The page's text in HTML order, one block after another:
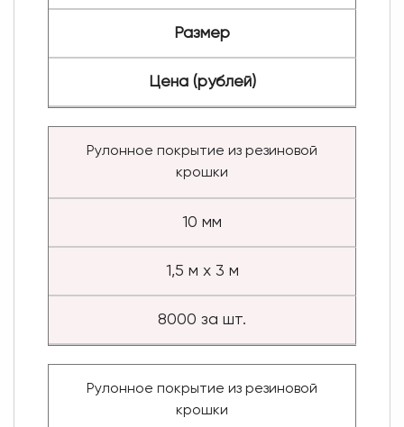
Размер
Цена (рублей)
Рулонное покрытие из резиновой
крошки
10 мм
1,5 м х 3 м
8000 за шт.
Рулонное покрытие из резиновой
крошки